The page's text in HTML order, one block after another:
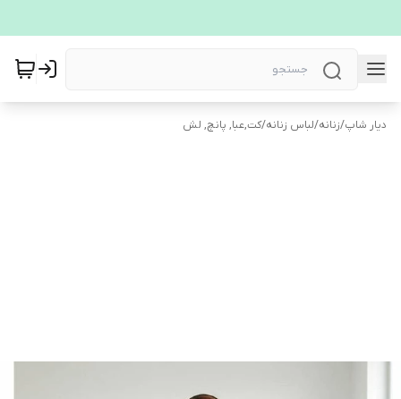
دیار شاپ/زنانه/لباس زنانه/کت,عبا, پانچ, لش